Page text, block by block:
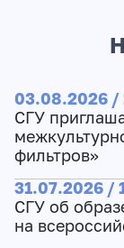
03.08.2026 /
СГУ
фильтров»
31.07.2026 /
СГУ об
на